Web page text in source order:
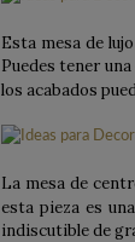
Esta mesa de
Puedes tener
los acabados
La mesa de
esta pieza es
indiscutible de